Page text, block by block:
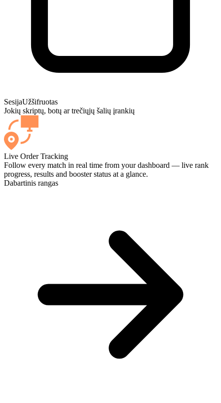
SesijaUžšifruotas
Jokių skriptų, botų ar trečiųjų šalių įrankių
Live Order Tracking
Follow every match in real time from your dashboard — live rank
progress, results and booster status at a glance.
Dabartinis rangas